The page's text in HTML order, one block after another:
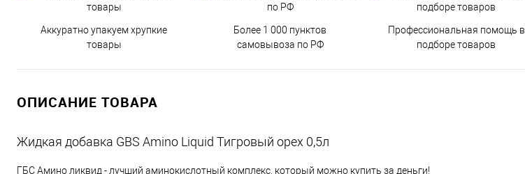
Аккуратно упакуем хрупкие
товары
Более 1 000 пунктов
самовывоза по РФ
Профессиональная помощь в
подборе товаров
ОПИСАНИЕ ТОВАРА
Жидкая добавка GBS Amino Liquid Тигровый орех 0,5л
ГБС Амино ликвид - лучший аминокислотный комплекс, который можно купить за деньги!